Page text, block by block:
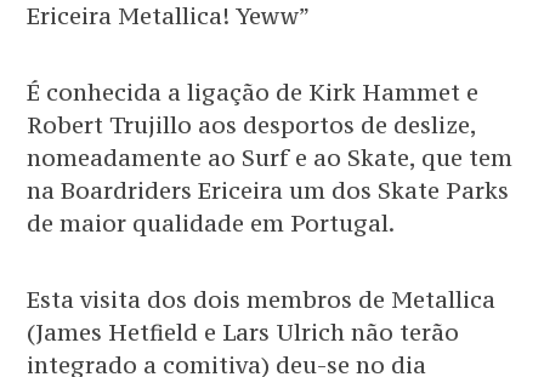
Ericeira Metallica! Yeww”
É conhecida a ligação de Kirk Hammet e
Robert Trujillo aos desportos de deslize,
nomeadamente ao Surf e ao Skate, que tem
na Boardriders Ericeira um dos Skate Parks
de maior qualidade em Portugal.
Esta visita dos dois membros de Metallica
(James Hetfield e Lars Ulrich não terão
integrado a comitiva) deu-se no dia